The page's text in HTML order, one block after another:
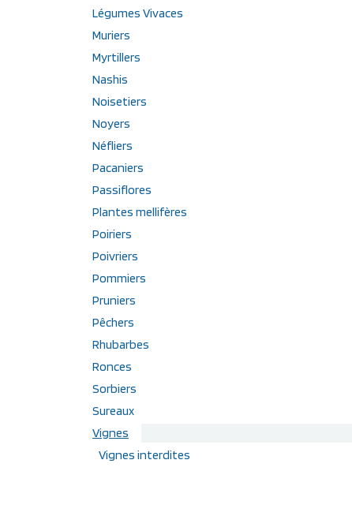
Légumes Vivaces
Muriers
Myrtillers
Nashis
Noisetiers
Noyers
Néfliers
Pacaniers
Passiflores
Plantes mellifères
Poiriers
Poivriers
Pommiers
Pruniers
Pêchers
Rhubarbes
Ronces
Sorbiers
Sureaux
Vignes
Vignes interdites